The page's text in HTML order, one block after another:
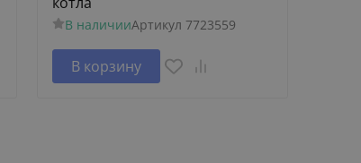
В наличииАртикул 7723559
В корзину